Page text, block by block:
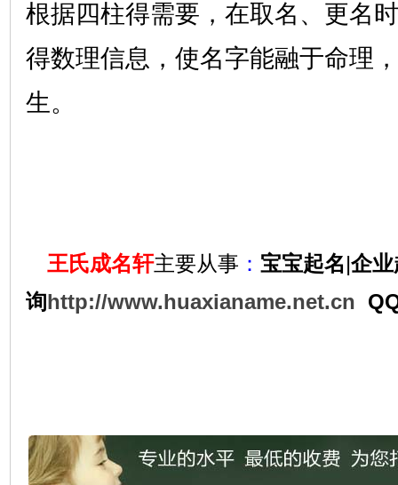
根据四柱得需要，在取名、更名
得数理信息，使名字能融于命理
生。
王氏成名轩主要从事 ： 宝宝起名|企
询http://www.huaxianame.net.cn